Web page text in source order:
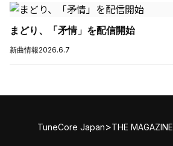
まどり、「矛情」を配信開始
新曲情報2026.6.7
TuneCore Japan>THE MAGAZINE